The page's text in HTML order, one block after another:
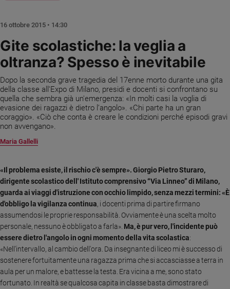
Fede
spiritualità
Devozione
e
fede
Parola
giorno
del
giorno
Società
valori
Ambiente
e
Creato
Volontariato
Diritti
Gite scolastiche: la veglia a
oltranza? Spesso è inevitabile
Dopo la seconda grave tragedia del 17enne morto durante una gita
della classe all'Expo di Milano, presidi e docenti si confrontano su
quella che sembra già un'emergenza: «In molti casi la voglia di
evasione dei ragazzi è dietro l’angolo». «Chi parte ha un gran
coraggio». «Ciò che conta è creare le condizioni perché episodi gravi
non avvengano».
Maria Gallelli
16 ottobre 2015 • 14:30
«Il problema esiste, il rischio c'è sempre». Giorgio Pietro Sturaro,
dirigente scolastico dell' Istituto comprensivo “Via Linneo” di Milano,
guarda ai viaggi d'istruzione con occhio limpido, senza mezzi termini: «È
d'obbligo la vigilanza continua, i docenti prima di partire firmano
assumendosi le proprie responsabilità. Ovviamente è una scelta molto
personale, nessuno è obbligato a farla». Ma, è pur vero, l'incidente può
essere dietro l'angolo in ogni momento della vita scolastica:
«Nell'intervallo, al cambio dell'ora. Da insegnante di liceo mi è successo di
sostenere fortuitamente una ragazza prima che si accasciasse a terra in
aula per un malore, e battesse la testa. Era vicina a me, sono stato
fortunato. In realtà se qualcosa capita in classe basta dimostrare di